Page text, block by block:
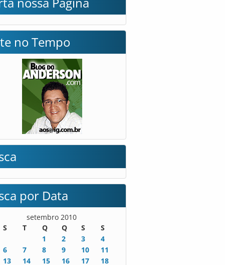
no Tempo
por Data
setembro 2010
S T Q Q S
S
1
2 3
4
6 7 8 9 10
11
13 14 15 16 17 18